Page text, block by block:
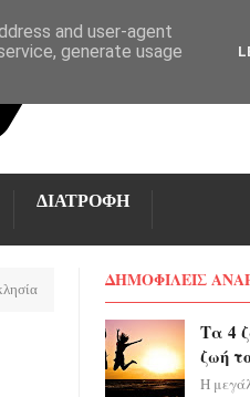
ΔΙΑΤΡΟΦΗ
ΔΗΜΟΦΙΛΕΙΣ
Τα 4
ζωή
Η
and user-agent
generate usage